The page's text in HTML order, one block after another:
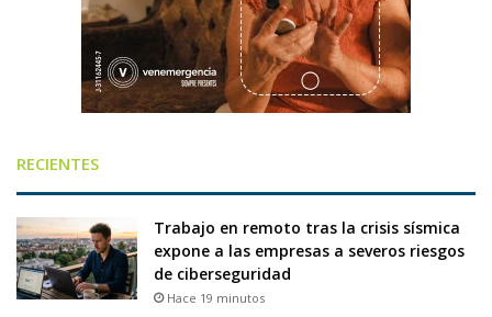
RECIENTES
Trabajo en remoto tras la crisis sísmica
expone a las empresas a severos riesgos
de ciberseguridad
Hace 19 minutos